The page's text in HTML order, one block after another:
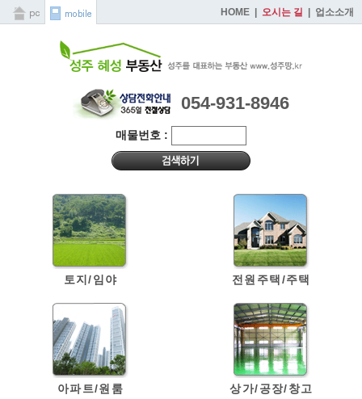
HOME 오시는 길 업소소개
054-931-8946
매물번호 :
토지/임야 전원주택/주택
아파트/원룸 상가/공장/창고